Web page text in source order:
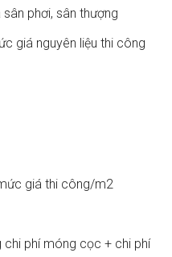
phơi, sân thượng
giá nguyên liệu thi công
giá thi công/m2
chi phí móng cọc + chi phí